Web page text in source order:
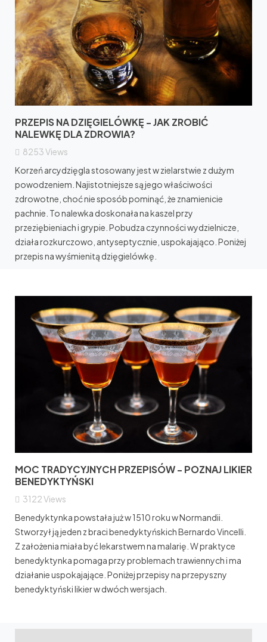
PRZEPIS NA DZIĘGIELÓWKĘ - JAK ZROBIĆ
NALEWKĘ DLA ZDROWIA?
8253Views
Korzeń arcydzięgla stosowany jest w zielarstwie z dużym
powodzeniem. Najistotniejsze są jego właściwości
zdrowotne, choć nie sposób pominąć, że znamienicie
pachnie. To nalewka doskonała na kaszel przy
przeziębieniach i grypie. Pobudza czynności wydzielnicze,
działa rozkurczowo, antyseptycznie, uspokajająco. Poniżej
przepis na wyśmienitą dzięgielówkę.
MOC TRADYCYJNYCH PRZEPISÓW - POZNAJ LIKIER
BENEDYKTYŃSKI
3122Views
Benedyktynka powstała już w 1510 roku w Normandii.
Stworzył ją jeden z braci benedyktyńskich Bernardo Vincelli.
Z założenia miała być lekarstwem na malarię. W praktyce
benedyktynka pomaga przy problemach trawiennych i ma
działanie uspokajające. Poniżej przepisy na przepyszny
benedyktyński likier w dwóch wersjach.